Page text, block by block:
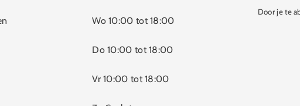
Wo 10:00 tot 18:00
Do 10:00 tot 18:00
Vr 10:00 tot 18:00
Door je te